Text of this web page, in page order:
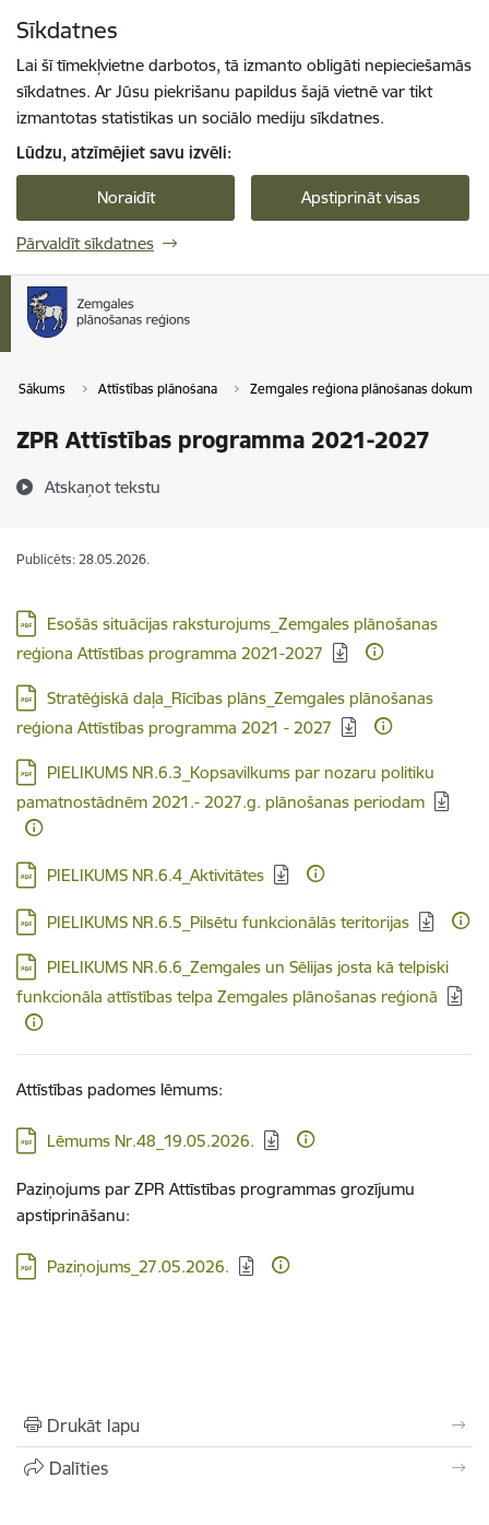
Sīkdatnes
Lai šī tīmekļvietne darbotos, tā izmanto obligāti nepieciešamās
sīkdatnes. Ar Jūsu piekrišanu papildus šajā vietnē var tikt
izmantotas statistikas un sociālo mediju sīkdatnes.
Lūdzu, atzīmējiet savu izvēli:
Noraidīt Apstiprināt visas
Pārvaldīt sīkdatnes
Sākums Attīstības plānošana Zemgales reģiona plānošanas
ZPR Attīstības programma 2021-2027
Atskaņot tekstu
Publicēts: 28.05.2026.
Lejupielādēt:
Esošās situācijas raksturojums_Zemgales plānošanas
reģiona Attīstības programma 2021-2027
Lejupielādēt:
Stratēģiskā daļa_Rīcības plāns_Zemgales plānošanas
reģiona Attīstības programma 2021 - 2027
Lejupielādēt:
PIELIKUMS NR.6.3_Kopsavilkums par nozaru politiku
pamatnostādnēm 2021.- 2027.g. plānošanas periodam
Lejupielādēt:
PIELIKUMS NR.6.4_Aktivitātes
Lejupielādēt:
PIELIKUMS NR.6.5_Pilsētu funkcionālās teritorijas
Lejupielādēt:
PIELIKUMS NR.6.6_Zemgales un Sēlijas josta kā telpiski
funkcionāla attīstības telpa Zemgales plānošanas reģionā
Attīstības padomes lēmums:
Lejupielādēt:
Lēmums Nr.48_19.05.2026.
Paziņojums par ZPR Attīstības programmas grozījumu
apstiprināšanu:
Lejupielādēt:
Paziņojums_27.05.2026.
Drukāt lapu
Dalīties